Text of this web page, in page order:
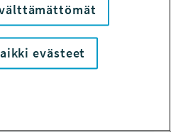
evästeet